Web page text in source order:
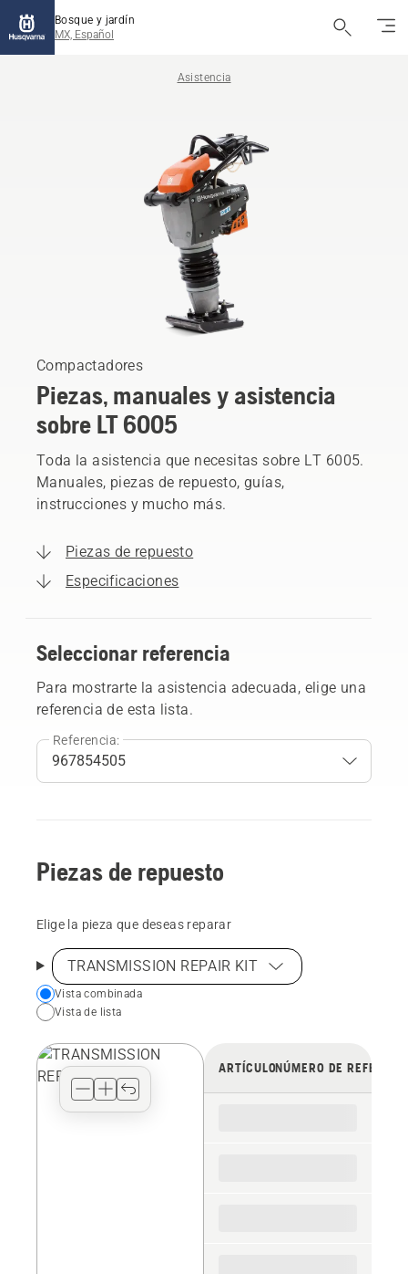
Bosque y jardín
MX, Español
Asistencia
Compactadores
Piezas, manuales y asistencia
sobre LT 6005
Toda la asistencia que necesitas sobre LT 6005.
Manuales, piezas de repuesto, guías,
instrucciones y mucho más.
Piezas de repuesto
Especificaciones
Seleccionar referencia
Para mostrarte la asistencia adecuada, elige una
referencia de esta lista.
Referencia:
Piezas de repuesto
Elige la pieza que deseas reparar
TRANSMISSION REPAIR KIT
Choose
your
view
type
Vista combinada
Vista de lista
ARTÍCULONÚMERO DE